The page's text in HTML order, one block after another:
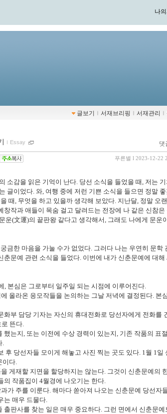
나
글보기 ｌ 서재브리핑 ｌ 서재관리 ｌ
ｌ Essay 댓
푸른별 l 2023-12-22
소감을 읽은 기억이 난다. 당선 소식을 들었을 때, 저는
글이었다. 와, 여행 중에 저런 기쁜 소식을 들으면 정말 좋
때, 무엇을 하고 있을까 생각해 보았다. 지난달, 정말 오
창작과 애들이 목숨 걸고 달려드는 전장에 나 같은 신참은
운(文運)의 끝판왕 같다고 생각해서, 그래도 나에게 문운
금한 마음을 가눌 수가 없었다. 그러다 나는 우연히 문학
춘문예 관련 소식을 들었다. 이번에 내가 신춘문예에 대해
, 본심은 그로부터 일주일 되는 시점에 이루어진다.
올라온 응모작들을 논의하는 그날 저녁에 결정된다. 본
화부 담당 기자는 자신의 휴대전화로 당선자에게 전화를
뜬다.
했는지, 또는 이전에 수상 경력이 있는지, 기존 작품의 표
.
후 당선자들 모이게 해놓고 사진 찍는 곳도 있다. 1월 1일
이다.
게재할 지면을 할당하지는 않는다. 그것이 신춘문예의
의 작품집이 4월경에 나오기는 한다.
가 주를 이룬다. 해마다 쏟아져 나오는 신춘문예 당선자
는 매우 드물다.
출판사를 찾는 일은 매우 중요하다. 그런 면에서 신춘문예